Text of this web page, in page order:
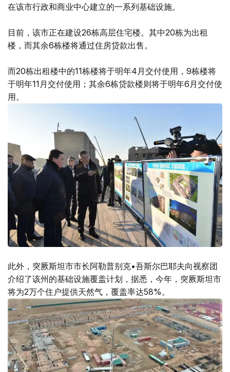
在该市行政和商业中心建立的一系列基础设施。
目前，该市正在建设26栋高层住宅楼。其中20栋为出租
楼，而其余6栋楼将通过住房贷款出售。
而20栋出租楼中的11栋楼将于明年4月交付使用，9栋楼将
于明年11月交付使用；其余6栋贷款楼则将于明年6月交付使
用。
此外，突厥斯坦市市长阿勒普别克•吾斯尔巴耶夫向视察团
介绍了该州的基础设施覆盖计划，据悉，今年，突厥斯坦市
将为2万个住户提供天然气，覆盖率达58%。